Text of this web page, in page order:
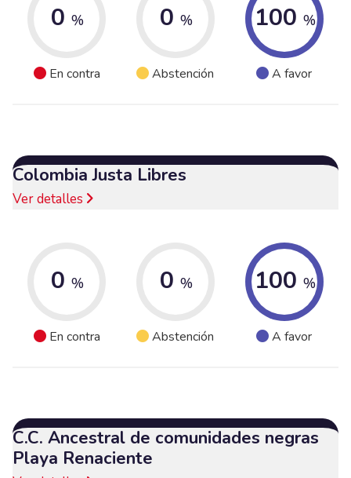
0 %
En contra
0 %
Abstención
100 %
A favor
Colombia Justa Libres
Ver detalles
0 %
En contra
0 %
Abstención
100 %
A favor
C.C. Ancestral de comunidades negras
Playa Renaciente